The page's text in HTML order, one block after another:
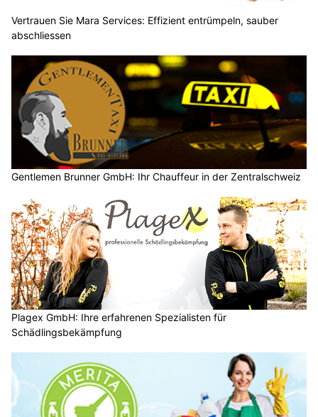
Vertrauen Sie Mara Services: Effizient entrümpeln, sauber
abschliessen
Gentlemen Brunner GmbH: Ihr Chauffeur in der Zentralschweiz
Plagex GmbH: Ihre erfahrenen Spezialisten für
Schädlingsbekämpfung